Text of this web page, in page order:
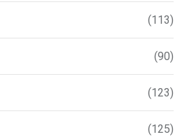
(113)
(90)
(123)
(125)